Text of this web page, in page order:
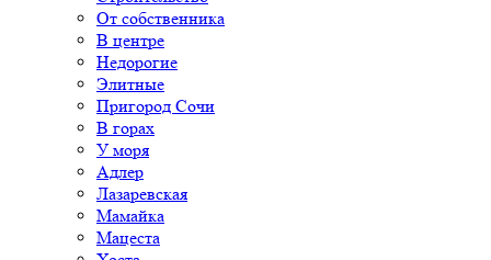
От собственника
В центре
Недорогие
Элитные
Пригород Сочи
В горах
У моря
Адлер
Лазаревская
Мамайка
Мацеста